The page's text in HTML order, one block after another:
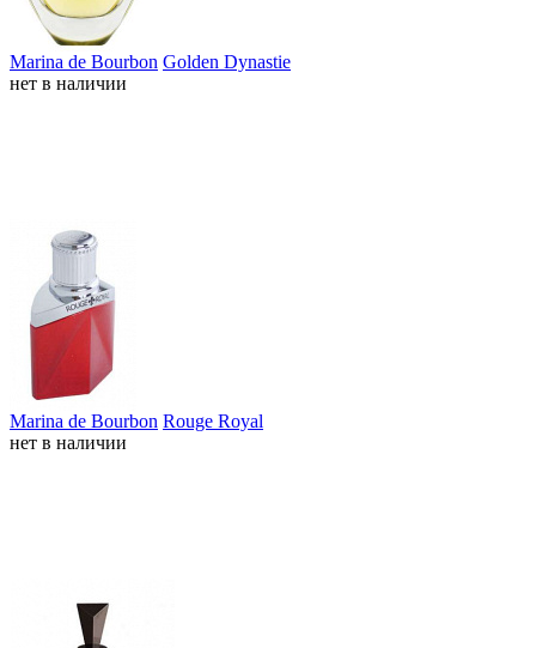
Marina de Bourbon Golden Dynastie
нет в наличии
Marina de Bourbon Rouge Royal
нет в наличии